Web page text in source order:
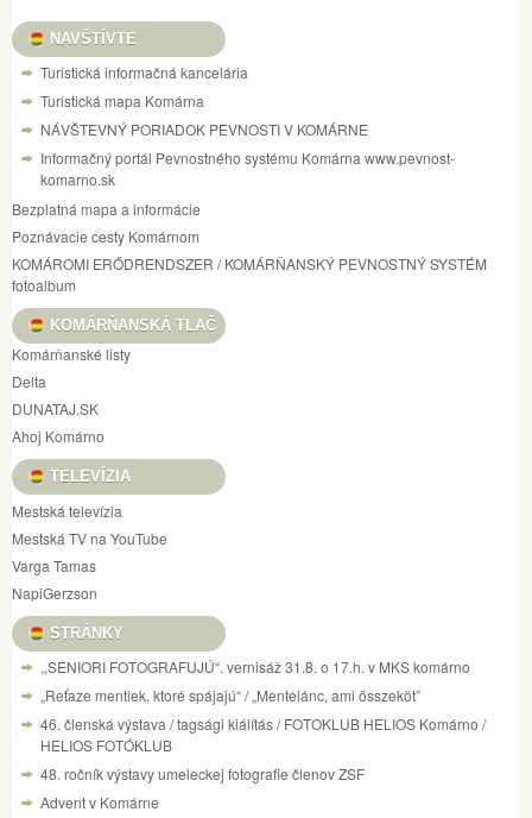
NAVŠTÍVTE
Turistická informačná kancelária
Turistická mapa Komárna
NÁVŠTEVNÝ PORIADOK PEVNOSTI V KOMÁRNE
Informačný portál Pevnostného systému Komárna www.pevnost-
komarno.sk
Bezplatná mapa a informácie
Poznávacie cesty Komárnom
KOMÁROMI ERŐDRENDSZER / KOMÁRŇANSKÝ PEVNOSTNÝ SYSTÉM
fotoalbum
KOMÁRŇANSKÁ TLAČ
Komárňanské listy
Delta
DUNATAJ.SK
Ahoj Komárno
TELEVÍZIA
Mestská televízia
Mestská TV na YouTube
Varga Tamas
NapiGerzson
STRÁNKY
,,SENIORI FOTOGRAFUJÚ“. vernisáž 31.8. o 17.h. v MKS komárno
„Reťaze mentiek, ktoré spájajú“ / „Mentelánc, ami összeköt”
46. členská výstava / tagsági kiálítás / FOTOKLUB HELIOS Komárno /
HELIOS FOTÓKLUB
48. ročník výstavy umeleckej fotografie členov ZSF
Advent v Komárne